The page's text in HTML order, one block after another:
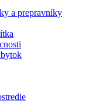
a prepravníky